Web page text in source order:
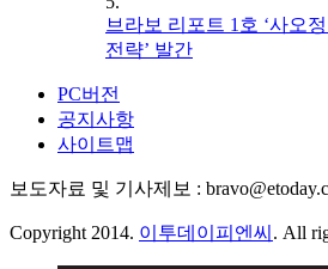
브라보 리포트 1호 ‘사오
전략’ 발간
PC버전
공지사항
사이트맵
보도자료 및 기사제보 :
Copyright 2014. 이투데이피엔씨 . All